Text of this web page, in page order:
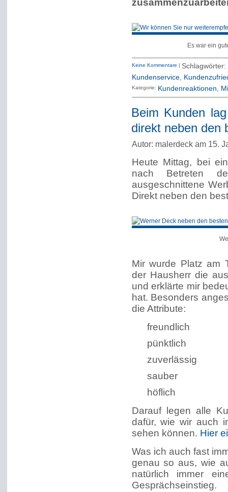
Es war ein
Keine Kommentare |
Kundenservice,
Kategorie: Kundenreaktionen
Beim Kunden
direkt neben den
Autor: malerdeck am 15.
Heute Mittag, bei
nach Betreten
ausgeschnittene
Direkt neben den
Mir wurde Platz am
der Hausherr die
und erklärte mir
hat. Besonders
die Attribute:
freundlich
pünktlich
zuverlässig
sauber
höflich
Darauf legen alle
dafür, wie wir auch
sehen können. Hier
Was ich auch fast
genau so aus, wie
natürlich immer
Gesprächseinstieg.